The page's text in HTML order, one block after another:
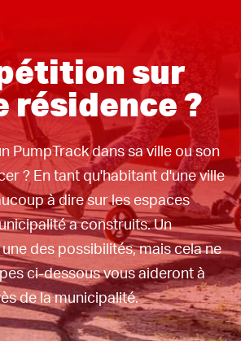
a
mais
! Une pétition
municipalité
plus, nous
par étape qui
vers ce
faire voir ici.
sur
résidence ?
PumpTrack dans sa ville ou son
? En tant qu'habitant d'une ville
à dire sur les espaces
a construits. Un
des possibilités, mais cela ne
ci-dessous vous aideront à
de la municipalité.